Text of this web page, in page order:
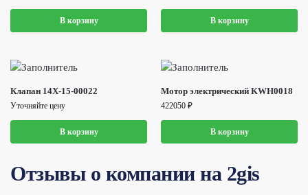
В корзину В корзину
Клапан 14X-15-00022
Уточняйте цену
В корзину
Мотор электрический KWH0018
422050 ₽
В корзину
Отзывы о компании на 2gis